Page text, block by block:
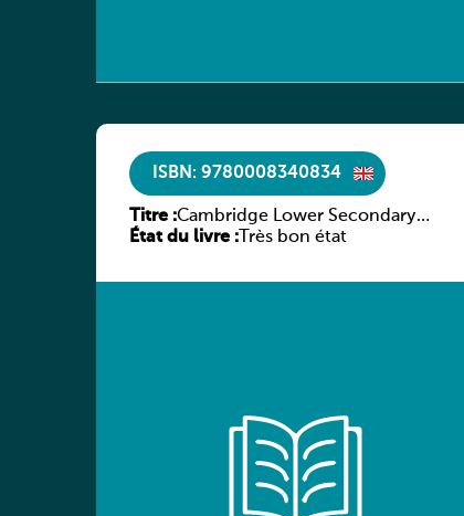
ISBN: 9780008340834
Titre :Cambridge Lower Secondary
English, Stage 7 Student Book
État du livre : Très bon état